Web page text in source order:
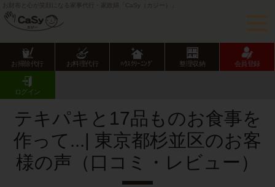
お財布と心が笑顔になる家事代行・家政婦「CaSy（カジー）」
お掃除代行 お料理代行 ﾊｳｽｸﾘｰﾆﾝｸﾞ 整理収納 会員登録
ログイン
CaSy TOP
お客様の声･口コミ詳細
テキパキと17品ものお食事を
作って...| 東京都杉並区のお客
様の声（口コミ・レビュー）